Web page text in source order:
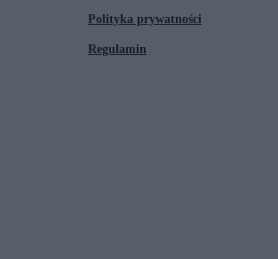
Polityka prywatności
Regulamin